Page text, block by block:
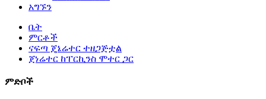
አግኙን
ቤት
ምርቶች
ናፍጣ ጄኔሬተር ተዘጋጅቷል
ጀነሬተር ከፐርኪንስ ሞተር ጋር
ምድቦች